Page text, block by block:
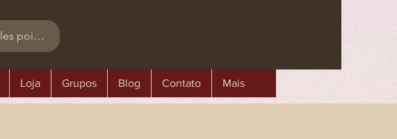
Voir les points
Loja Grupos Blog Contato Mais